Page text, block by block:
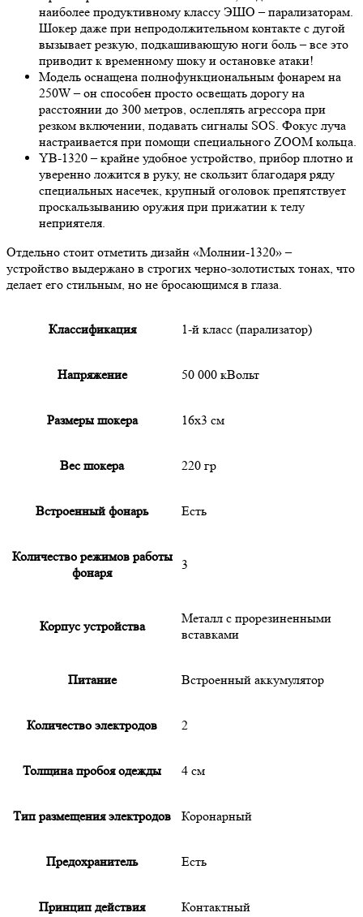
наиболее продуктивному классу ЭШО – парализаторам.
Шокер даже при непродолжительном контакте с дугой
вызывает резкую, подкашивающую ноги боль – все это
приводит к временному шоку и остановке атаки!
Модель оснащена полнофункциональным фонарем на
250W – он способен просто освещать дорогу на
расстоянии до 300 метров, ослеплять агрессора при
резком включении, подавать сигналы SOS. Фокус луча
настраивается при помощи специального ZOOM кольца.
YB-1320 – крайне удобное устройство, прибор плотно и
уверенно ложится в руку, не скользит благодаря ряду
специальных насечек, крупный оголовок препятствует
проскальзыванию оружия при прижатии к телу
неприятеля.
Отдельно стоит отметить дизайн «Молнии-1320» –
устройство выдержано в строгих черно-золотистых тонах, что
делает его стильным, но не бросающимся в глаза.
Классификация 1-й класс (парализатор)
Напряжение 50 000 кВольт
Размеры шокера 16х3 см
Вес шокера 220 гр
Встроенный фонарь Есть
Количество режимов работы
фонаря
3
Корпус устройства
Металл с прорезиненными
вставками
Питание Встроенный аккумулятор
Количество электродов 2
Толщина пробоя одежды 4 см
Тип размещения электродов Коронарный
Предохранитель Есть
Принцип действия Контактный